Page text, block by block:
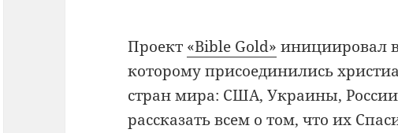
Проект «Bible Gold» инициировал
которому присоединились
стран мира: США, Украины,
рассказать всем о том, что их